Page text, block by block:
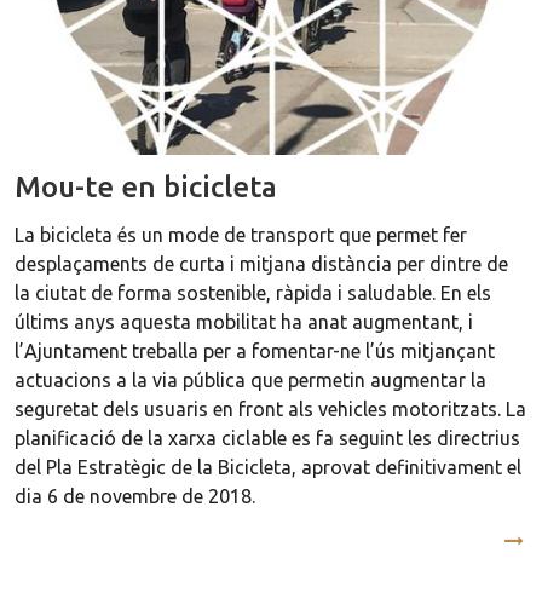
Mou-te en bicicleta
La bicicleta és un mode de transport que permet fer
desplaçaments de curta i mitjana distància per dintre de
la ciutat de forma sostenible, ràpida i saludable. En els
últims anys aquesta mobilitat ha anat augmentant, i
l’Ajuntament treballa per a fomentar-ne l’ús mitjançant
actuacions a la via pública que permetin augmentar la
seguretat dels usuaris en front als vehicles motoritzats. La
planificació de la xarxa ciclable es fa seguint les directrius
del Pla Estratègic de la Bicicleta, aprovat definitivament el
dia 6 de novembre de 2018.